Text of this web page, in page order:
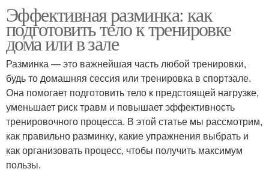
Эффективная разминка: как
подготовить тело к тренировке
дома или в зале
Разминка — это важнейшая часть любой тренировки,
будь то домашняя сессия или тренировка в спортзале.
Она помогает подготовить тело к предстоящей нагрузке,
уменьшает риск травм и повышает эффективность
тренировочного процесса. В этой статье мы рассмотрим,
как правильно разминку, какие упражнения выбрать и
как организовать процесс, чтобы получить максимум
пользы.